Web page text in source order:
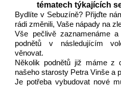
tématech týkajících
Bydlíte v Sebuzíně? Přijďte
rádi změnili, Vaše nápady na
Vše pečlivě zaznamenáme
podnětů v následujícím
věnovat.
Několik podnětů již máme z
našeho starosty Petra Vinše a
Je potřeba vybudovat nové